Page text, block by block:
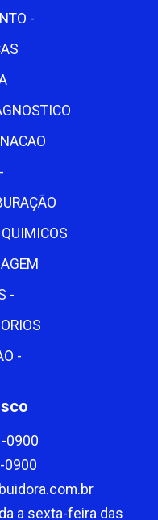
-
-
-
0900
0900
a sexta-feira das